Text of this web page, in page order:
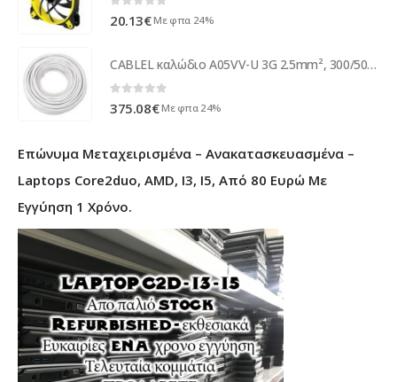
0 out of 5
20.13€ Με φπα 24%
CABLEL καλώδιο A05VV-U 3G 2.5mm², 300/500V, 100m, λευκό
0 out of 5
375.08€ Με φπα 24%
Επώνυμα Μεταχειρισμένα – Ανακατασκευασμένα –
Laptops Core2duo, AMD, I3, I5, Από 80 Ευρώ Με
Εγγύηση 1 Χρόνο.